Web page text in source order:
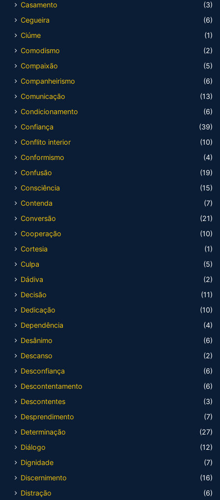
Casamento
(3)
Cegueira
(6)
Ciúme
(1)
Comodismo
(2)
Compaixão
(5)
Companheirismo
(6)
Comunicação
(13)
Condicionamento
(6)
Confiança
(39)
Conflito interior
(10)
Conformismo
(4)
Confusão
(19)
Consciência
(15)
Contenda
(7)
Conversão
(21)
Cooperação
(10)
Cortesia
(1)
Culpa
(5)
Dádiva
(2)
Decisão
(11)
Dedicação
(10)
Dependência
(4)
Desânimo
(6)
Descanso
(2)
Desconfiança
(6)
Descontentamento
(6)
Descontentes
(3)
Desprendimento
(7)
Determinação
(27)
Diálogo
(12)
Dignidade
(7)
Discernimento
(16)
Distração
(6)